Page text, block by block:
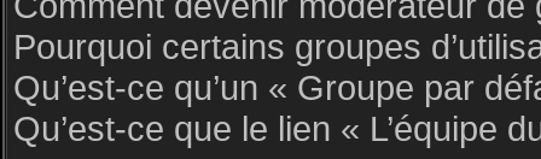
Pourquoi certains groupes
Qu’est-ce qu’un « Groupe par
Qu’est-ce que le lien « L’équipe